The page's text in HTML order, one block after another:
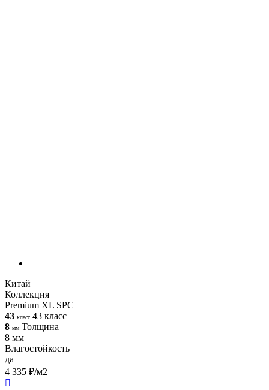
Китай
Коллекция
Premium XL SPC
43 класс 43 класс
8 мм Толщина
8 мм
Влагостойкость
да
4 335 ₽/м2